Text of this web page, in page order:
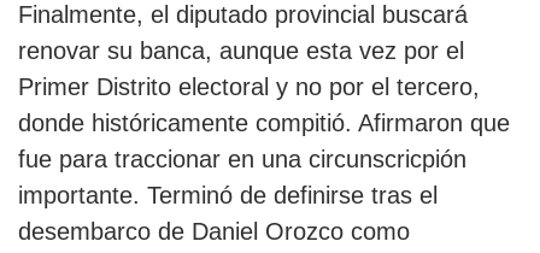
Finalmente, el diputado provincial buscará
renovar su banca, aunque esta vez por el
Primer Distrito electoral y no por el tercero,
donde históricamente compitió. Afirmaron que
fue para traccionar en una circunscricpión
importante. Terminó de definirse tras el
desembarco de Daniel Orozco como